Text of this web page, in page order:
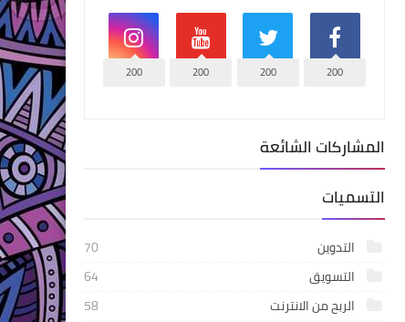
200
200
200
200
المشاركات الشائعة
التسميات
التدوين
70
التسويق
64
الربح من الانترنت
58